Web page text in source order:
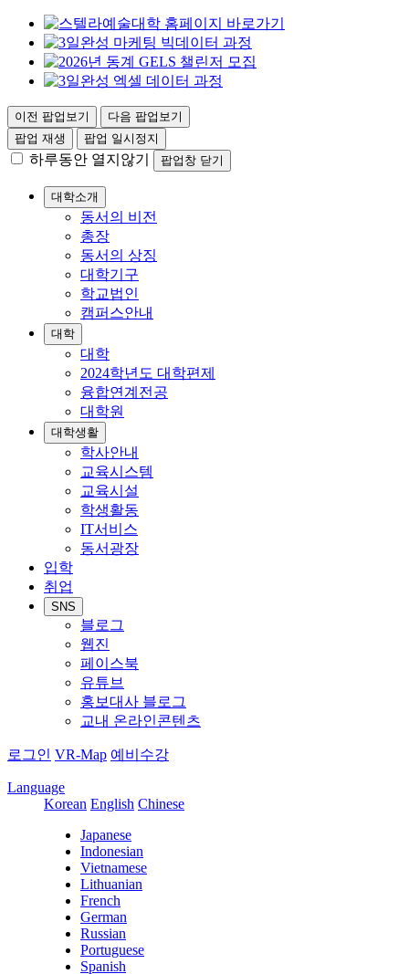
이전 팝업보기
다음 팝업보기
팝업 재생
팝업 일시정지
하루동안 열지않기 팝업창 닫기
대학소개
동서의 비전
총장
동서의 상징
대학기구
학교법인
캠퍼스안내
대학
대학
2024학년도 대학편제
융합연계전공
대학원
대학생활
학사안내
교육시스템
교육시설
학생활동
IT서비스
동서광장
입학
취업
SNS
블로그
웹진
페이스북
유튜브
홍보대사 블로그
교내 온라인콘텐츠
로그인 VR-Map 예비수강
Language
Korean English Chinese
Japanese
Indonesian
Vietnamese
Lithuanian
French
German
Russian
Portuguese
Spanish